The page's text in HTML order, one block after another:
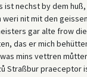
ist nechst by dem
nit mit den
gar alte frow
das er mich
mins vettren
Straßbur praeceptor